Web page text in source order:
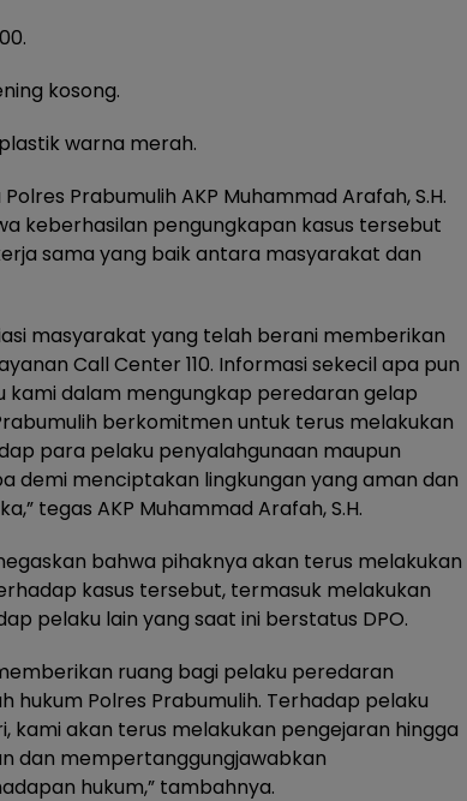
kosong.
warna merah.
Prabumulih AKP Muhammad Arafah, S.H.
keberhasilan pengungkapan kasus tersebut
sama yang baik antara masyarakat dan
masyarakat yang telah berani memberikan
Call Center 110. Informasi sekecil apa pun
dalam mengungkap peredaran gelap
berkomitmen untuk terus melakukan
para pelaku penyalahgunaan maupun
demi menciptakan lingkungan yang aman dan
tegas AKP Muhammad Arafah, S.H.
bahwa pihaknya akan terus melakukan
kasus tersebut, termasuk melakukan
pelaku lain yang saat ini berstatus DPO.
ruang bagi pelaku peredaran
hukum Polres Prabumulih. Terhadap pelaku
kami akan terus melakukan pengejaran hingga
dan mempertanggungjawabkan
hukum,” tambahnya.